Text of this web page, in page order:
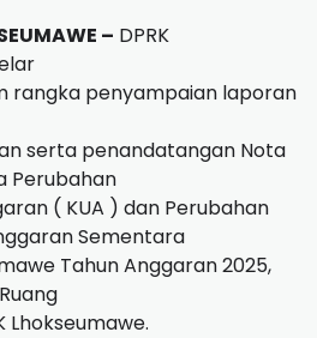
– DPRK
rangka penyampaian laporan
serta penandatangan Nota
Perubahan
( KUA ) dan Perubahan
Sementara
Tahun Anggaran 2025,
Lhokseumawe.